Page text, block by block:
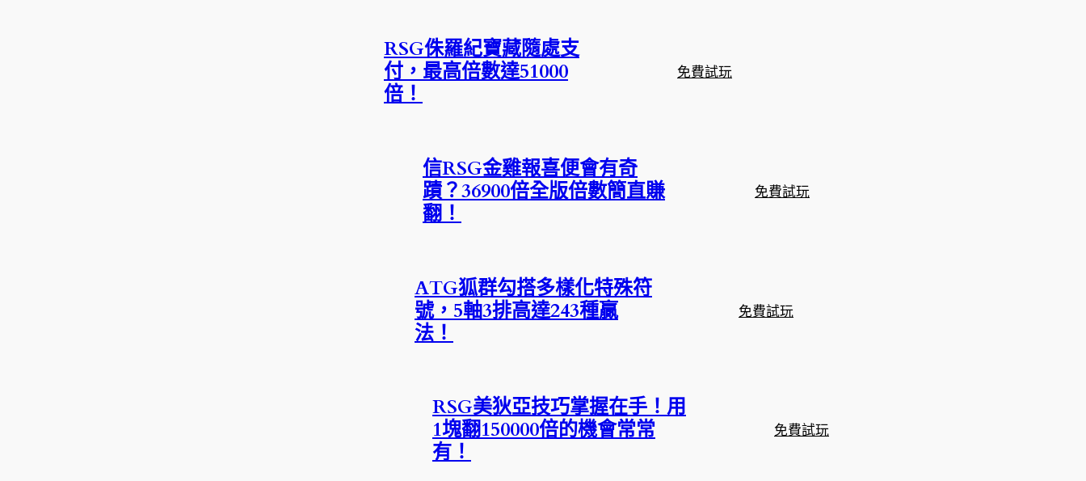
RSG侏羅紀寶藏隨處支
付，最高倍數達51000
倍！
免費試玩
信RSG金雞報喜便會有奇
蹟？36900倍全版倍數簡直賺
翻！
免費試玩
ATG狐群勾搭多樣化特殊符
號，5軸3排高達243種贏
法！
免費試玩
RSG美狄亞技巧掌握在手！用
1塊翻150000倍的機會常常
有！
免費試玩